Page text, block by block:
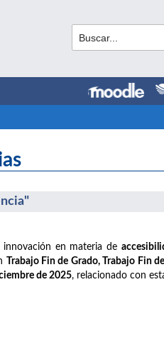
en materia de
Trabajo Fin de Grado, Trabajo Fin
de 2025, relacionado con